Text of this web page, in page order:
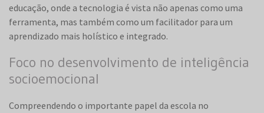
educação, onde a tecnologia é vista não apenas como uma
ferramenta, mas também como um facilitador para um
aprendizado mais holístico e integrado.
Foco no desenvolvimento de inteligência
socioemocional
Compreendendo o importante papel da escola no